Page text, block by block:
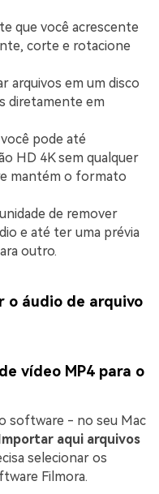
que você acrescente
corte e rotacione
arquivos em um disco
diretamente em
pode até
HD 4K sem qualquer
mantém o formato
de remover
e até ter uma prévia
outro.
o áudio de arquivo
vídeo MP4 para o
software - no seu Mac
aqui arquivos
selecionar os
Filmora.